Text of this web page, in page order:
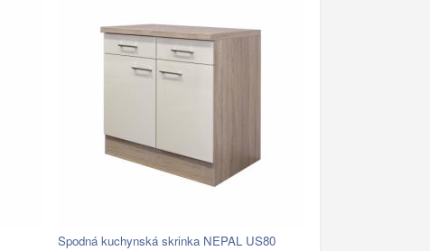
Spodná kuchynská skrinka NEPAL US80